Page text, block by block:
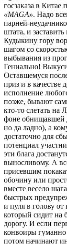
госзаказа в
«MAGА». Надо
парней-
штата, и
Кудыкину гору
шагом со
выбывания из
Гениально!
Оставшемуся
приз и в качестве
исполнение
позже, бывают
кто-то слетать на
фоне обнищавшей
но да ладно), а
достаточно для
потенциал
эти блага
выносливому. А
присевшим
обочину или
вместе весело
быстрых
и пуля в голову
который сидит на
дорогу. И если
конвоиры гуманно
потом начинают